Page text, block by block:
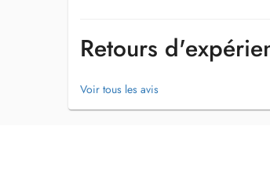
Retours
Voir tous les avis